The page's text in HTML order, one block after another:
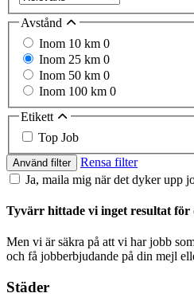
Avstånd
Inom 10 km 0
Inom 25 km 0
Inom 50 km 0
Inom 100 km 0
Etikett
Top Job
Använd filter
Rensa filter
Ja, maila mig när det dyker upp
Tyvärr hittade vi inget resultat för
Men vi är säkra på att vi har jobb
och få jobberbjudande på din mejl
Städer